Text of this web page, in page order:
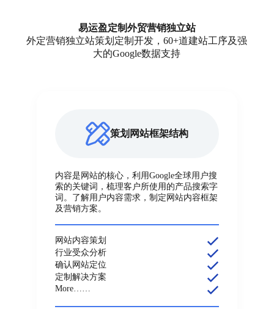
易运盈定制外贸营销独立站
外定营销独立站策划定制开发，60+道建站工序及强
大的Google数据支持
策划网站框架结构
内容是网站的核心，利用Google全球用户搜
索的关键词，梳理客户所使用的产品搜索字
词。了解用户内容需求，制定网站内容框架
及营销方案。
网站内容策划
行业受众分析
确认网站定位
定制解决方案
More……